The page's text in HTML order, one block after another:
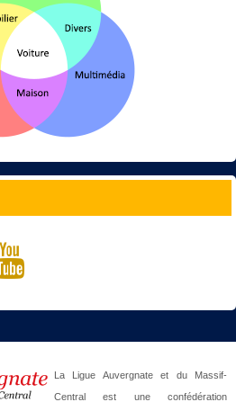
La Ligue Auvergnate et du Massif-
Central est une confédération